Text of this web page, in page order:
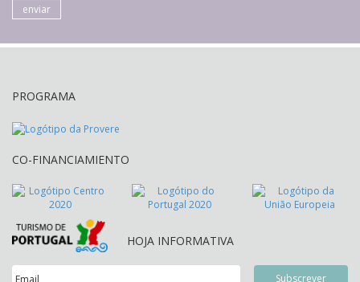
enviar
PROGRAMA
CO-FINANCIAMIENTO
HOJA INFORMATIVA